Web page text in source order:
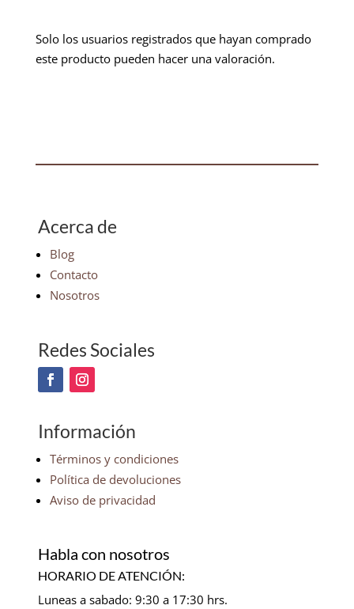
Solo los usuarios registrados que hayan comprado
este producto pueden hacer una valoración.
Acerca de
Blog
Contacto
Nosotros
Redes Sociales
Información
Términos y condiciones
Política de devoluciones
Aviso de privacidad
Habla con nosotros
HORARIO DE ATENCIÓN:
Luneas a sabado: 9:30 a 17:30 hrs.